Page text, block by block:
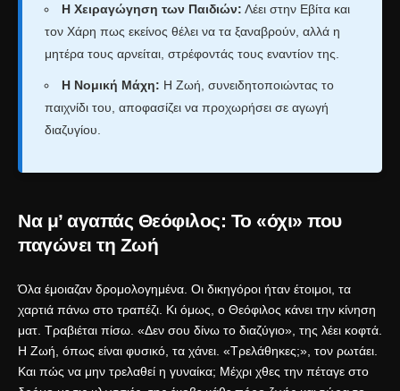
Η Χειραγώγηση των Παιδιών: Λέει στην Εβίτα και
τον Χάρη πως εκείνος θέλει να τα ξαναβρούν, αλλά η
μητέρα τους αρνείται, στρέφοντάς τους εναντίον της.
Η Νομική Μάχη: Η Ζωή, συνειδητοποιώντας το
παιχνίδι του, αποφασίζει να προχωρήσει σε αγωγή
διαζυγίου.
Να μ’ αγαπάς Θεόφιλος: Το «όχι» που
παγώνει τη Ζωή
Όλα έμοιαζαν δρομολογημένα. Οι δικηγόροι ήταν έτοιμοι, τα
χαρτιά πάνω στο τραπέζι. Κι όμως, ο Θεόφιλος κάνει την κίνηση
ματ. Τραβιέται πίσω. «Δεν σου δίνω το διαζύγιο», της λέει κοφτά.
Η Ζωή, όπως είναι φυσικό, τα χάνει. «Τρελάθηκες;», τον ρωτάει.
Και πώς να μην τρελαθεί η γυναίκα; Μέχρι χθες την πέταγε στο